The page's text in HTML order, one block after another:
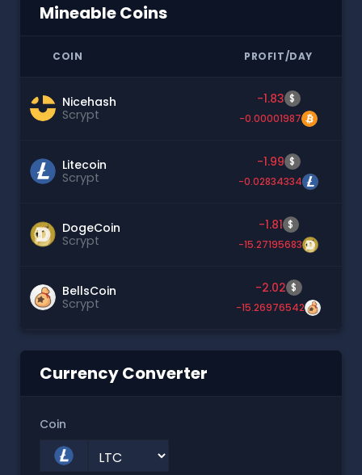
Mineable Coins
COIN PROFIT/DAY
Nicehash
Scrypt
-1.83 $
-0.00001987
Litecoin
Scrypt
-1.99 $
-0.02834334
DogeCoin
Scrypt
-1.81 $
-15.27195683
BellsCoin
Scrypt
-2.02 $
-15.26976542
Currency Converter
Coin